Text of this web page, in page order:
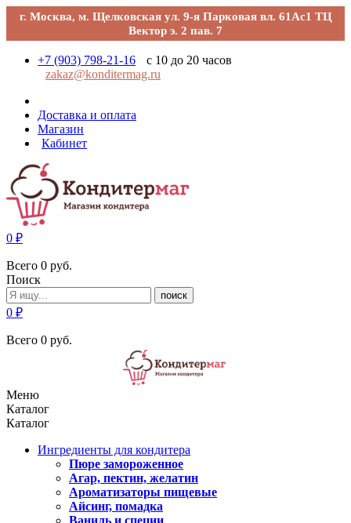
г. Москва, м. Щелковская ул. 9-я Парковая вл. 61Ас1 ТЦ
Вектор э. 2 пав. 7
+7 (903) 798-21-16
с 10 до 20 часов
zakaz@konditermag.ru
Доставка и оплата
Магазин
Кабинет
0 ₽
Всего 0 руб.
Поиск
поиск
0 ₽
Всего 0 руб.
Меню
Каталог
Каталог
Ингредиенты для кондитера
Пюре замороженное
Агар, пектин, желатин
Ароматизаторы пищевые
Айсинг, помадка
Ваниль и специи